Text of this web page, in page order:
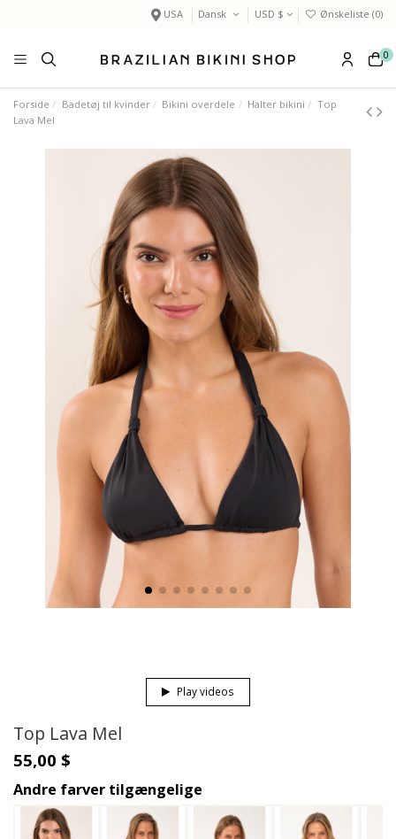
USA Dansk USD $ Ønskeliste (0)
0
Forside Badetøj til kvinder Bikini overdele Halter bikini
Top
Lava Mel
Play videos
Top Lava Mel
55,00 $
Andre farver tilgængelige